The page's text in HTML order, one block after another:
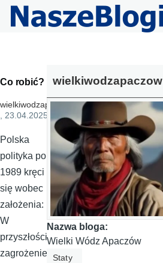
Przejdź do treści
Co robić?
wielkiwodzapaczow
, 23.04.2025
Polska
polityka po
1989 kręci
się wobec
założenia:
W
przyszłości
zagrożenie
wielkiwodzapaczow
Nazwa bloga:
Wielki Wódz Apaczów
Staty